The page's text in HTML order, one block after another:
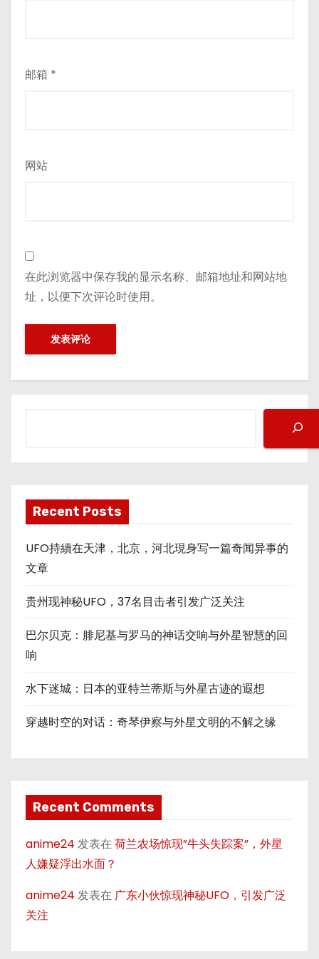
邮箱 *
网站
在此浏览器中保存我的显示名称、邮箱地址和网站地
址，以便下次评论时使用。
Recent Posts
UFO持續在天津，北京，河北現身写一篇奇闻异事的
文章
贵州现神秘UFO，37名目击者引发广泛关注
巴尔贝克：腓尼基与罗马的神话交响与外星智慧的回
响
水下迷城：日本的亚特兰蒂斯与外星古迹的遐想
穿越时空的对话：奇琴伊察与外星文明的不解之缘
Recent Comments
anime24 发表在荷兰农场惊现”牛头失踪案”，外星
人嫌疑浮出水面？
anime24 发表在 广东小伙惊现神秘UFO，引发广泛
关注